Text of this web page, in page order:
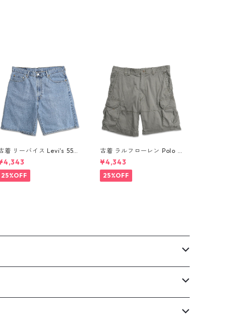
着 リーバイス Levi's 550
ニムパンツ ショートパン
ツ デニム ショーツ ハーフパ
ンツ 表記：W36 gd4104
w60808
25%OFF
古着 ラルフローレン Polo R
alph Lauren カーゴ ショー
トパンツ ハーフパンツ グリ
ーン系 表記：36 gd41037
5n w60805
¥4,343
25%OFF